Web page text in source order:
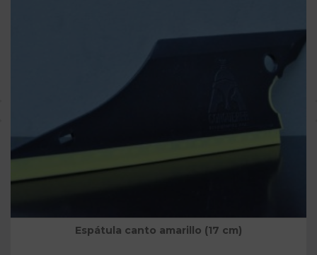
Espátula canto amarillo (17 cm)